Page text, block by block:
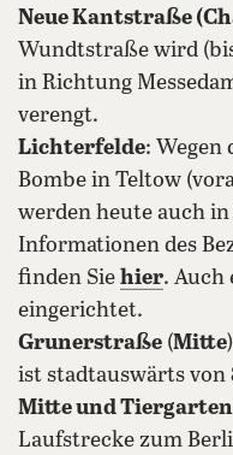
Neue Kantstraße
Wundtstraße wird
in Richtung
verengt.
Lichterfelde: Wegen
Bombe in Teltow
werden heute auch
Informationen des
finden Sie hier.
eingerichtet.
Grunerstraße (Mitte
ist stadtauswärts von
Mitte und Tiergarten
Laufstrecke zum